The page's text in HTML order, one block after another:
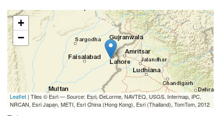
+
−
Leaflet | Tiles © Esri — Source: Esri, DeLorme, NAVTEQ, USGS, Intermap, iPC,
NRCAN, Esri Japan, METI, Esri China (Hong Kong), Esri (Thailand), TomTom, 2012